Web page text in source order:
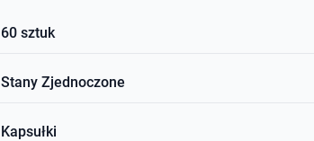
60 sztuk
Stany Zjednoczone
Kapsułki